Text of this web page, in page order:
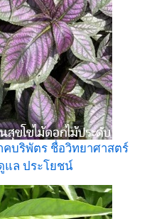
บริพัตร ชื่อวิทยาศาสตร์
แล ประโยชน์